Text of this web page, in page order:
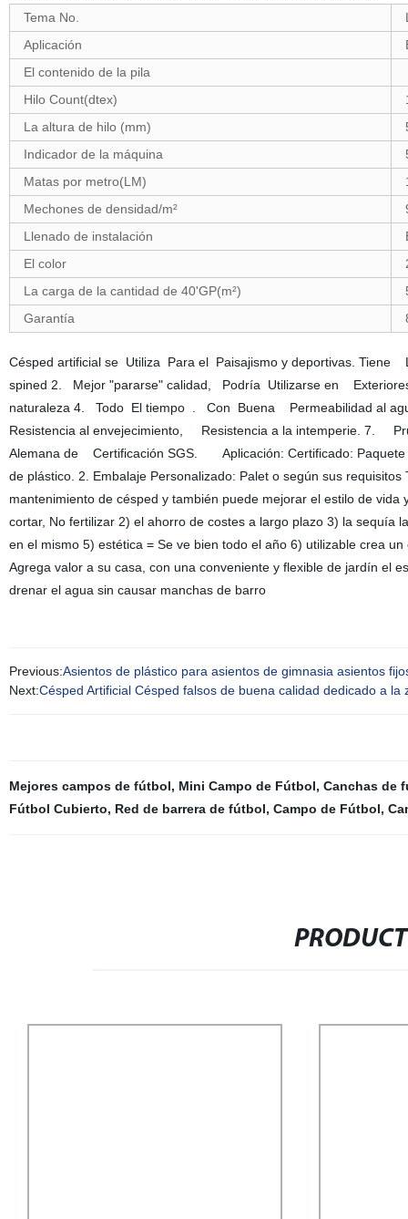
Tema No.
Aplicación
El contenido de la pila
Hilo Count(dtex)
La altura de hilo (mm)
Indicador de la máquina
Matas por metro(LM)
Mechones de densidad/m²
Llenado de instalación
El color
La carga de la cantidad de 40'GP(m²)
Garantía
Césped artificial se Utiliza Para el Paisajismo y deportivas. Tiene
spined 2. Mejor "pararse" calidad, Podría Utilizarse en
naturaleza 4. Todo El tiempo . Con Buena Permeabilidad al
Resistencia al envejecimiento, Resistencia a la intemperie. 7.
Alemana de Certificación SGS. Aplicación: Certificado: Paquete
de plástico. 2. Embalaje Personalizado: Palet o según sus
mantenimiento de césped y también puede mejorar el estilo de
cortar, No fertilizar 2) el ahorro de costes a largo plazo 3) la
en el mismo 5) estética = Se ve bien todo el año 6) utilizable crea
Agrega valor a su casa, con una conveniente y flexible de jardín el
drenar el agua sin causar manchas de barro
Previous:Asientos de plástico para asientos de gimnasia asientos
Next:Césped Artificial Césped falsos de buena calidad dedicado a
Mejores campos de fútbol, Mini Campo de Fútbol, Canchas de
Fútbol Cubierto, Red de barrera de fútbol, Campo de Fútbol,